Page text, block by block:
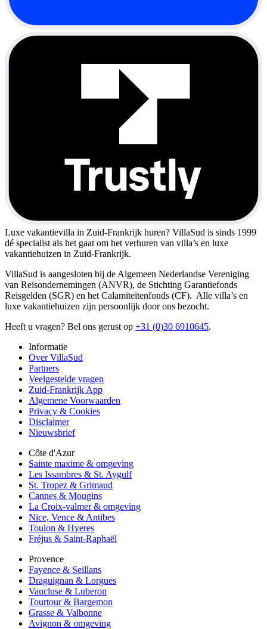
Luxe vakantievilla in Zuid-Frankrijk huren? VillaSud is sinds 1999
dé specialist als het gaat om het verhuren van villa’s en luxe
vakantiehuizen in Zuid-Frankrijk.
VillaSud is aangesloten bij de Algemeen Nederlandse Vereniging
van Reisondernemingen (ANVR), de Stichting Garantiefonds
Reisgelden (SGR) en het Calamiteitenfonds (CF). Alle villa’s en
luxe vakantiehuizen zijn persoonlijk door ons bezocht.
Heeft u vragen? Bel ons gerust op +31 (0)30 6910645.
Informatie
Over VillaSud
Partners
Veelgestelde vragen
Zuid-Frankrijk App
Algemene Voorwaarden
Privacy & Cookies
Disclaimer
Nieuwsbrief
Côte d'Azur
Sainte maxime & omgeving
Les Issambres & St. Aygulf
St. Tropez & Grimaud
Cannes & Mougins
La Croix-valmer & omgeving
Nice, Vence & Antibes
Toulon & Hyeres
Fréjus & Saint-Raphaël
Provence
Fayence & Seillans
Draguignan & Lorgues
Vaucluse & Luberon
Tourtour & Bargemon
Grasse & Valbonne
Avignon & omgeving